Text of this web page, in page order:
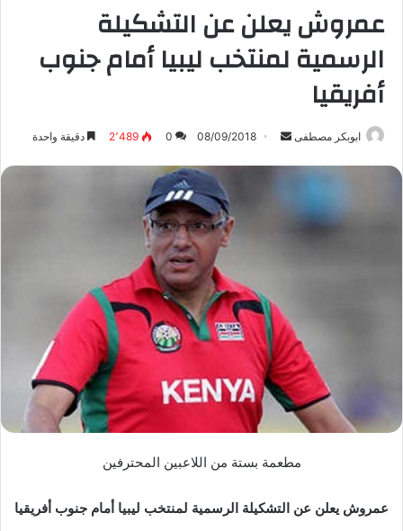
عمروش يعلن عن التشكيلة
الرسمية لمنتخب ليبيا أمام جنوب
أفريقيا
ابوبكر مصطفى
ا
إ
ل
ك
ت
ن
ا
08/09/2018
0 2٬489 دقيقة واحدة
مطعمة بستة من اللاعبين المحترفين
عمروش يعلن عن التشكيلة الرسمية لمنتخب ليبيا أمام جنوب أفريقيا